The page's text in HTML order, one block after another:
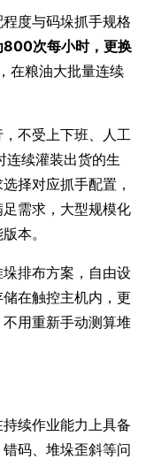
度与码垛抓手规格
800次每小时，更换
在粮油大批量连续
不受上下班、人工
连续灌装出货的生
择对应抓手配置，
需求，大型规模化
本。
排布方案，自由设
在触控主机内，更
用重新手动测算堆
续作业能力上具备
码、堆垛歪斜等问